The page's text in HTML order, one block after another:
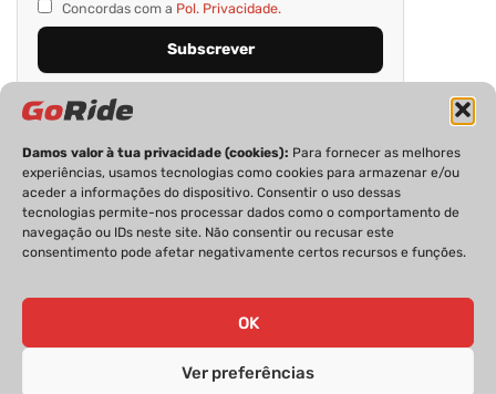
Damos valor à tua privacidade (cookies): Para fornecer as melhores
experiências, usamos tecnologias como cookies para armazenar e/ou
aceder a informações do dispositivo. Consentir o uso dessas
tecnologias permite-nos processar dados como o comportamento de
navegação ou IDs neste site. Não consentir ou recusar este
consentimento pode afetar negativamente certos recursos e funções.
OK
Ver preferências
Concordas com a Pol. Privacidade.
PRIVACIDADE FICHA TÉCNICA
ESTATUTO EDITORIAL